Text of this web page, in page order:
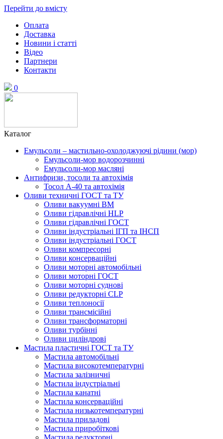
Перейти до вмісту
Оплата
Доставка
Новини і статті
Відео
Партнери
Контакти
0
Каталог
Емульсоли – мастильно-охолоджуючі рідини (мор)
Емульсоли-мор водорозчинні
Емульсоли-мор масляні
Антифризи, тосоли та автохімія
Тосол А-40 та автохімія
Оливи техничні ГОСТ та ТУ
Оливи вакуумні ВМ
Оливи гідравлічні HLP
Оливи гідравлічні ГОСТ
Оливи індустріальні ІГП та ІНСП
Оливи індустріальні ГОСТ
Оливи компресорні
Оливи консерваційні
Оливи моторні автомобільні
Оливи моторні ГОСТ
Оливи моторні суднові
Оливи редукторні CLP
Оливи теплоносії
Оливи трансмісійні
Оливи трансформаторні
Оливи турбінні
Оливи циліндрові
Мастила пластичні ГОСТ та ТУ
Мастила автомобільні
Мастила високотемпературні
Мастила залізничні
Мастила індустріальні
Мастила канатні
Мастила консерваційні
Мастила низькотемпературні
Мастила приладові
Мастила приробіткові
Мастила редукторні